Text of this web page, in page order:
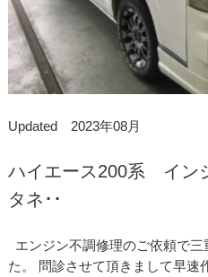
Updated 2023年08月
ハイエース200系 イン
タネ･･
エンジン不調修理のご依頼で
た。 問診させて頂きまして早速